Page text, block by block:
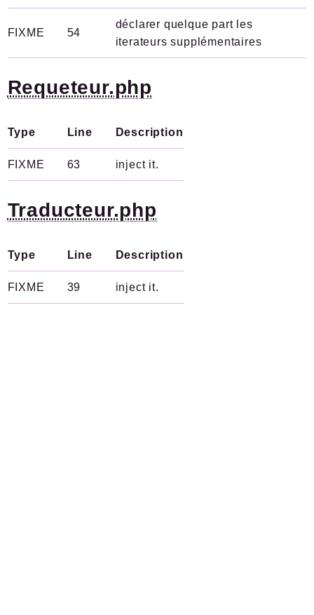
FIXME 54
déclarer quelque part les
iterateurs supplémentaires
Requeteur.php
Type Line Description
FIXME 63 inject it.
Traducteur.php
Type Line Description
FIXME 39 inject it.